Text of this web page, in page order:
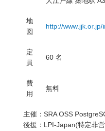
地
図
http://
定
員
60 名
費
用
無料
主催：SRA OSS
後援：LPI-Japan(特定非